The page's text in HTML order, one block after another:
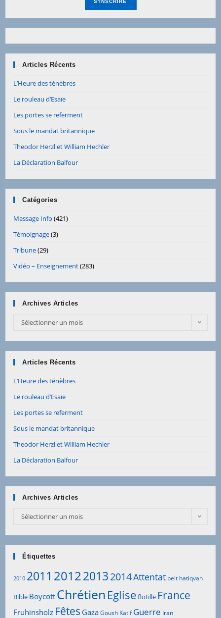
Articles Récents
L’Heure des ténèbres
Le rouleau d’Esaïe
Les portes se referment
Sous le mandat britannique
Theodor Herzl et William Hechler
La Déclaration Balfour
Catégories
Message Info (421)
Témoignage(3)
Tribune(29)
Vidéo – Enseignement(283)
Archives Articles
Sélectionner un mois
Articles Récents
L’Heure des ténèbres
Le rouleau d’Esaïe
Les portes se referment
Sous le mandat britannique
Theodor Herzl et William Hechler
La Déclaration Balfour
Archives Articles
Sélectionner un mois
Étiquettes
2010 2011 201220132014Attentat beit hatiqvah
Bible Boycott Chrétien Egliseflotille France
Fruhinsholz Fêtes GazaGoush Katif Guerre Iran